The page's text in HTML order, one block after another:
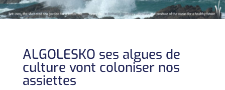
ALGOLESKO ses algues de
culture vont coloniser nos
assiettes